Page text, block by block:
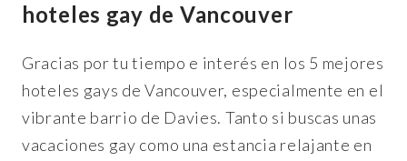
hoteles gay de Vancouver
Gracias por tu tiempo e interés en los 5 mejores
hoteles gays de Vancouver, especialmente en el
vibrante barrio de Davies. Tanto si buscas unas
vacaciones gay como una estancia relajante en